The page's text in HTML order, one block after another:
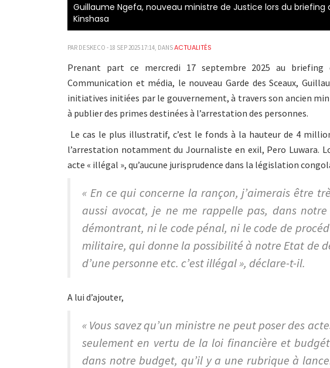
Guillaume Ngefa, nouveau ministre de Justice lors du
Kinshasa
PAR DESKECO - 18 SEP 2025 17:14, DANSACTUALITÉS
Prenant part ce mercredi 17 septembre 2025 au
Communication et média, le nouveau Garde des Sceaux,
initiatives initiées par le gouvernement, à travers son ancien
à publier des primes destinées à l’arrestation des personnes.
Le cas le plus illustratif, c’est le fonds à la hauteur de 4
l’arrestation notamment du Journaliste en exil, Pero Luwara.
acte « illégal », qu’aucune jurisprudence dans la législation
« En ce qui concerne la rançon, j’aimerais être
aussi avocat, je ne me rappelle pas, dans
démontrant, ni le code pénal, ni le code de
militaire, qui donne la possibilité à notre Etat de
d’une personne etc. c’est illégal », déclare-t-il.
A lui d’ajouter,
« Vous savez qu’un ministre ne peut poser des
seulement en vertu de la loi financière et
dans notre budget, qu’il y a une rubrique à